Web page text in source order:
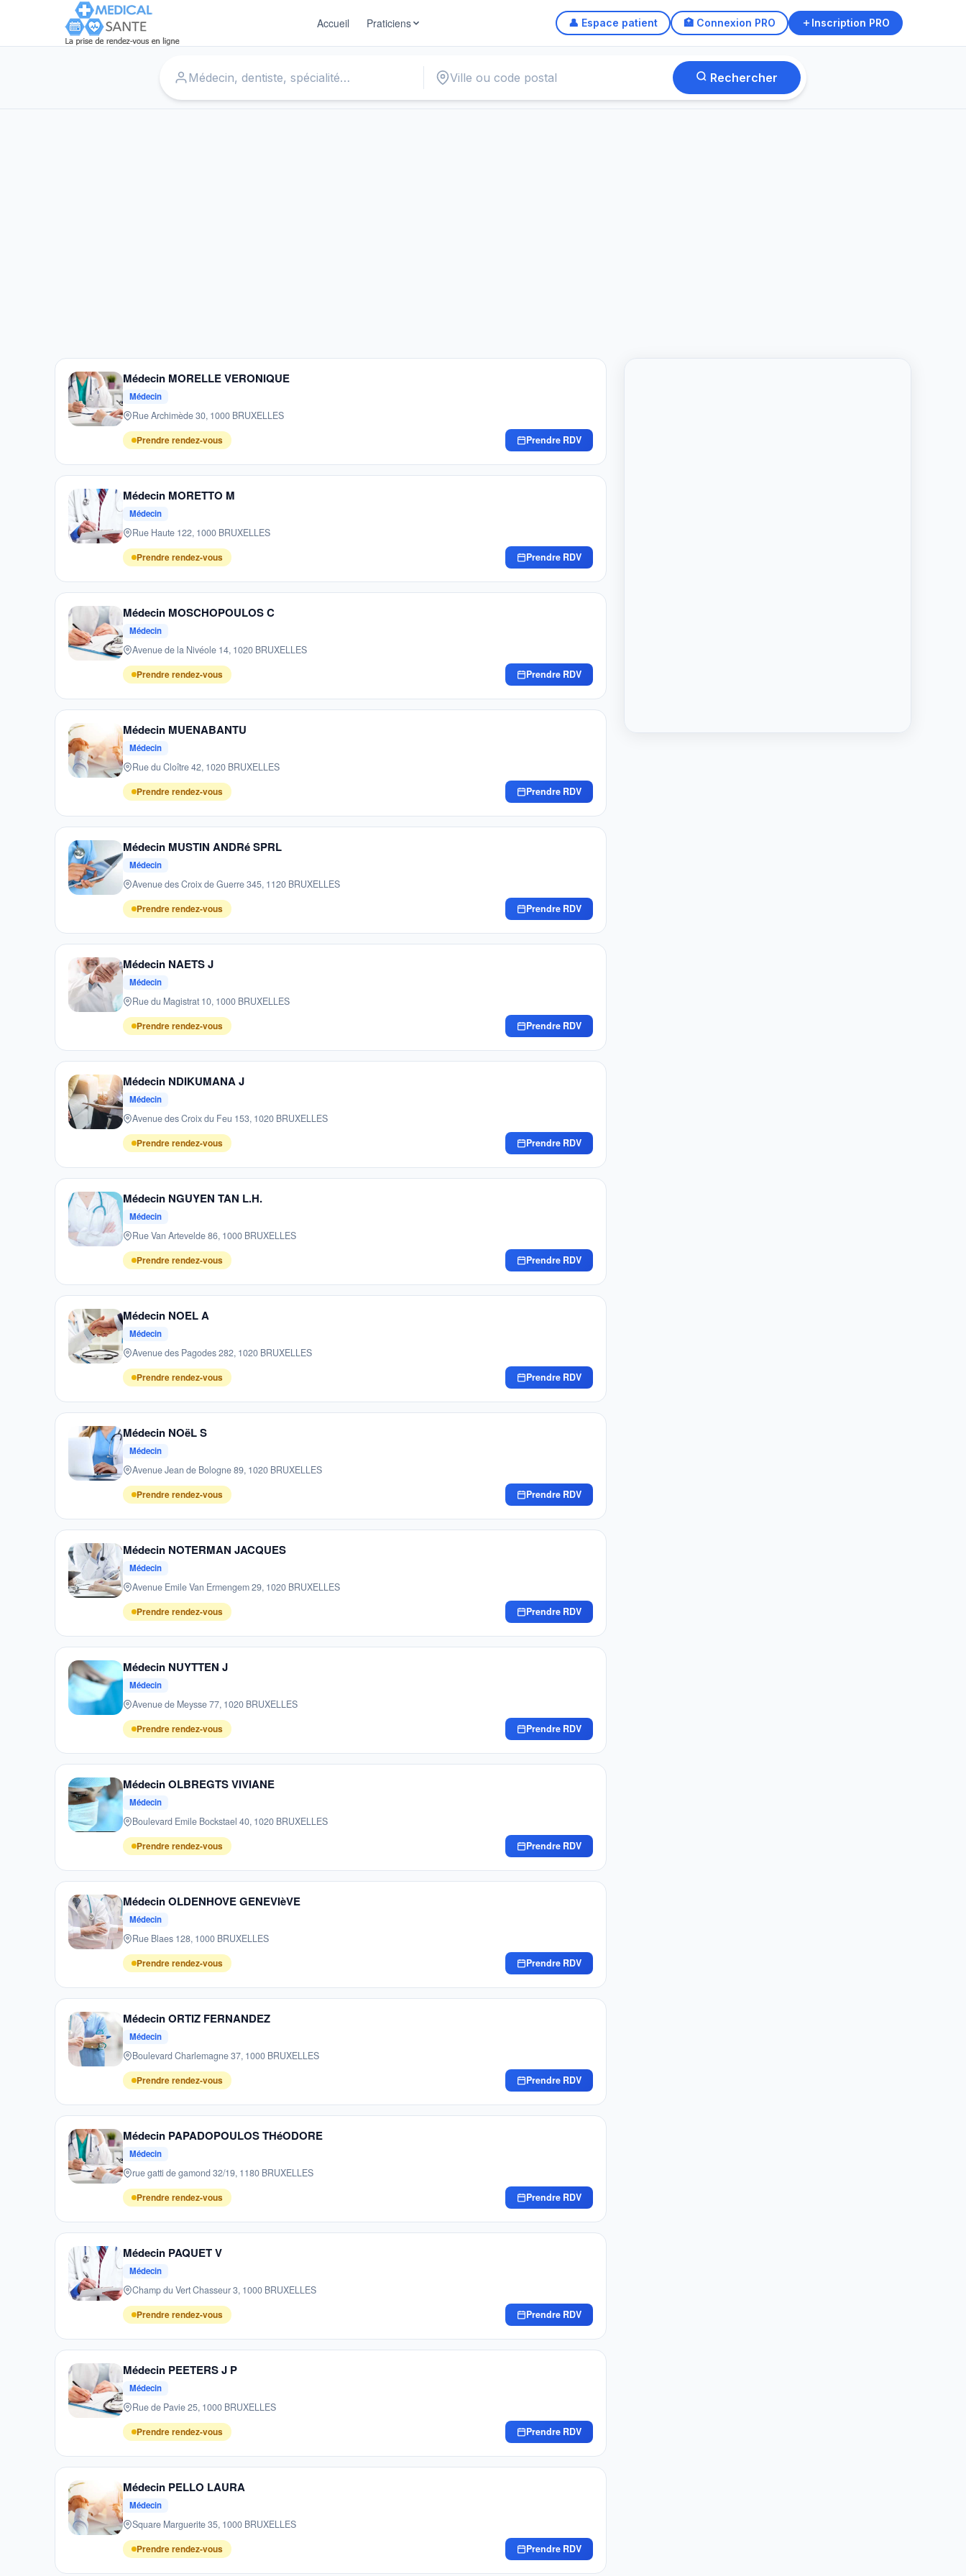
Accueil
Praticiens 👤 Espace patient 🏥 Connexion PRO Inscription PRO
Rechercher
510
Cardiologue Dermatologue Gynécologue Ophtalmologue Kinésithérapeute Ostéopathe Psychologue Pédiatre
Médecin MORELLE VERONIQUE
Médecin
Rue Archimède 30, 1000 BRUXELLES
Prendre rendez-vous
Prendre RDV
Médecin MORETTO M
Médecin
Rue Haute 122, 1000 BRUXELLES
Prendre rendez-vous
Prendre RDV
Médecin MOSCHOPOULOS C
Médecin
Avenue de la Nivéole 14, 1020 BRUXELLES
Prendre rendez-vous
Prendre RDV
Médecin MUENABANTU
Médecin
Rue du Cloître 42, 1020 BRUXELLES
Prendre rendez-vous
Prendre RDV
Médecin MUSTIN ANDRé SPRL
Médecin
Avenue des Croix de Guerre 345, 1120 BRUXELLES
Prendre rendez-vous
Prendre RDV
Médecin NAETS J
Médecin
Rue du Magistrat 10, 1000 BRUXELLES
Prendre rendez-vous
Prendre RDV
Médecin NDIKUMANA J
Médecin
Avenue des Croix du Feu 153, 1020 BRUXELLES
Prendre rendez-vous
Prendre RDV
Médecin NGUYEN TAN L.H.
Médecin
Rue Van Artevelde 86, 1000 BRUXELLES
Prendre rendez-vous
Prendre RDV
Médecin NOEL A
Médecin
Avenue des Pagodes 282, 1020 BRUXELLES
Prendre rendez-vous
Prendre RDV
Médecin NOëL S
Médecin
Avenue Jean de Bologne 89, 1020 BRUXELLES
Prendre rendez-vous
Prendre RDV
Médecin NOTERMAN JACQUES
Médecin
Avenue Emile Van Ermengem 29, 1020 BRUXELLES
Prendre rendez-vous
Prendre RDV
Médecin NUYTTEN J
Médecin
Avenue de Meysse 77, 1020 BRUXELLES
Prendre rendez-vous
Prendre RDV
Médecin OLBREGTS VIVIANE
Médecin
Boulevard Emile Bockstael 40, 1020 BRUXELLES
Prendre rendez-vous
Prendre RDV
Médecin OLDENHOVE GENEVIèVE
Médecin
Rue Blaes 128, 1000 BRUXELLES
Prendre rendez-vous
Prendre RDV
Médecin ORTIZ FERNANDEZ
Médecin
Boulevard Charlemagne 37, 1000 BRUXELLES
Prendre rendez-vous
Prendre RDV
Médecin PAPADOPOULOS THéODORE
Médecin
rue gatti de gamond 32/19, 1180 BRUXELLES
Prendre rendez-vous
Prendre RDV
Médecin PAQUET V
Médecin
Champ du Vert Chasseur 3, 1000 BRUXELLES
Prendre rendez-vous
Prendre RDV
Médecin PEETERS J P
Médecin
Rue de Pavie 25, 1000 BRUXELLES
Prendre rendez-vous
Prendre RDV
Médecin PELLO LAURA
Médecin
Square Marguerite 35, 1000 BRUXELLES
Prendre rendez-vous
Prendre RDV